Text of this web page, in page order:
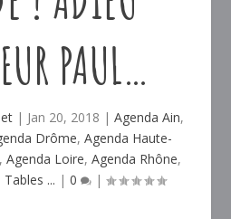
PAUL…
| Jan 20, 2018 | Agenda Ain,
Drôme, Agenda Haute-
, Agenda Loire, Agenda Rhône,
Tables ... | 0 |